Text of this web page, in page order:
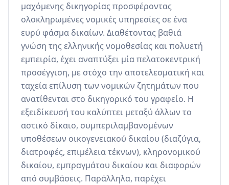
μαχόμενης δικηγορίας προσφέροντας
ολοκληρωμένες νομικές υπηρεσίες σε ένα
ευρύ φάσμα δικαίων. Διαθέτοντας βαθιά
γνώση της ελληνικής νομοθεσίας και πολυετή
εμπειρία, έχει αναπτύξει μία πελατοκεντρική
προσέγγιση, με στόχο την αποτελεσματική και
ταχεία επίλυση των νομικών ζητημάτων που
ανατίθενται στο δικηγορικό του γραφείο. Η
εξειδίκευσή του καλύπτει μεταξύ άλλων το
αστικό δίκαιο, συμπεριλαμβανομένων
υποθέσεων οικογενειακού δικαίου (διαζύγια,
διατροφές, επιμέλεια τέκνων), κληρονομικού
δικαίου, εμπραγμάτου δικαίου και διαφορών
από συμβάσεις. Παράλληλα, παρέχει